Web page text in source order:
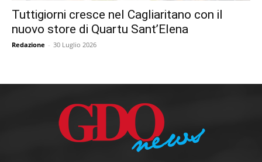
Tuttigiorni cresce nel Cagliaritano con il
nuovo store di Quartu Sant’Elena
Redazione - 30 Luglio 2026